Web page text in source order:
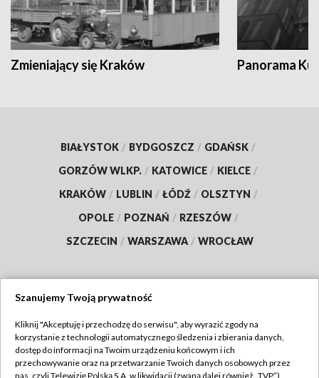
Zmieniający się Kraków Panorama
BIAŁYSTOK / BYDGOSZCZ / GDAŃSK /
GORZÓW WLKP. / KATOWICE / KIELCE /
KRAKÓW / LUBLIN / ŁÓDŹ / OLSZTYN /
OPOLE / POZNAŃ / RZESZÓW /
SZCZECIN / WARSZAWA / WROCŁAW
TVP
Abonament TVP
Regulamin TVP
Szanujemy Twoją prywatność
Kliknij "Akceptuję i przechodzę do serwisu", aby wyrazić zgody na
korzystanie z technologii automatycznego śledzenia i zbierania danych,
dostęp do informacji na Twoim urządzeniu końcowym i ich
przechowywanie oraz na przetwarzanie Twoich danych osobowych przez
nas, czyli Telewizję Polską S.A. w likwidacji (zwaną dalej również „TVP”),